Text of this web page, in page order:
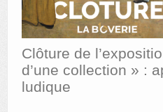
ANIMATIONS DES
PUBLICATIONS
LES APPELS À PROJETS
Clôture de
d’une collection » :
ludique